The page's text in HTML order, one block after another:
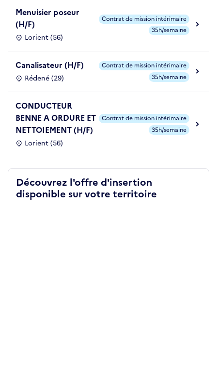
Menuisier poseur
(H/F)
Lorient (56)
Contrat de mission intérimaire
35h/semaine
Canalisateur (H/F)
Rédené (29)
Contrat de mission intérimaire
35h/semaine
CONDUCTEUR
BENNE A ORDURE ET
NETTOIEMENT (H/F)
Lorient (56)
Contrat de mission intérimaire
35h/semaine
Découvrez l'offre d'insertion
disponible sur votre territoire